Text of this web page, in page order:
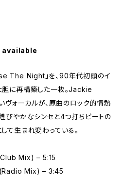
The Night」を、90年代初頭のイ
胆に再構築した一枚。Jackie
ォーカルが、原曲のロック的情熱
びやかなシンセと4つ打ちビートの
て生まれ変わっている。
Mix) – 5:15
Mix) – 3:45